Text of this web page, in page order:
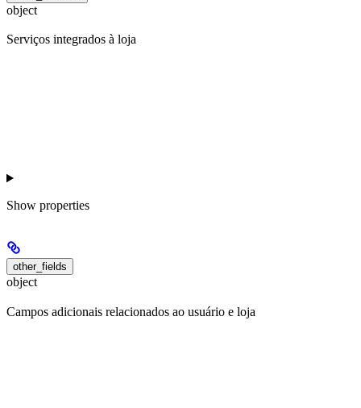
object
Serviços integrados à loja
Show properties
other_fields
object
Campos adicionais relacionados ao usuário e loja